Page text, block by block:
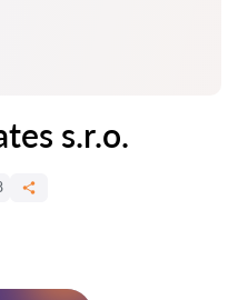
s.r.o.